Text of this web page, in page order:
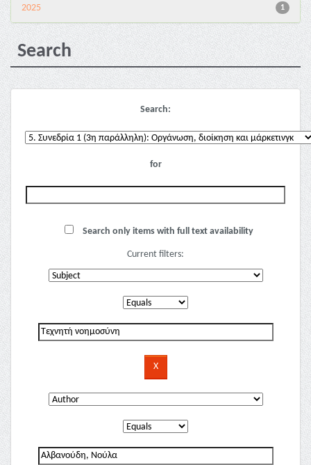
1
2025
Search
Search:
for
Search only items with full text availability
Current filters: